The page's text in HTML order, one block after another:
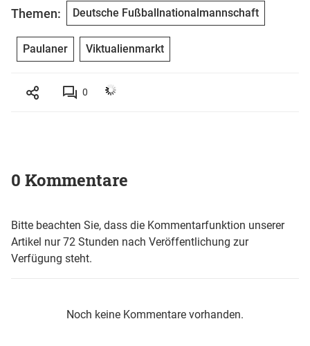
Themen: Deutsche Fußballnationalmannschaft
Paulaner Viktualienmarkt
0
0 Kommentare
Bitte beachten Sie, dass die Kommentarfunktion unserer
Artikel nur 72 Stunden nach Veröffentlichung zur
Verfügung steht.
Noch keine Kommentare vorhanden.